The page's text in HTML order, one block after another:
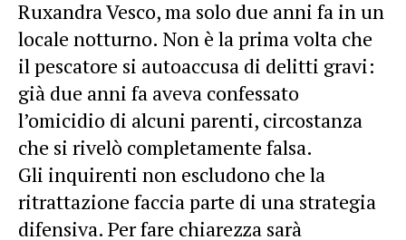
Ruxandra Vesco, ma solo due anni fa in un
locale notturno. Non è la prima volta che
il pescatore si autoaccusa di delitti gravi:
già due anni fa aveva confessato
l’omicidio di alcuni parenti, circostanza
che si rivelò completamente falsa.
Gli inquirenti non escludono che la
ritrattazione faccia parte di una strategia
difensiva. Per fare chiarezza sarà